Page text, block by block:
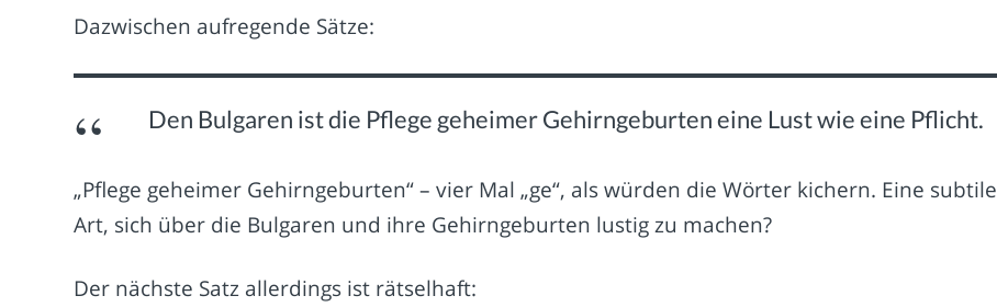
Dazwischen aufregende Sätze:
Den Bulgaren ist die Pflege geheimer Gehirngeburten eine Lust wie eine Pflicht.
„Pflege geheimer Gehirngeburten“ – vier Mal „ge“, als würden die Wörter kichern. Eine subtile
Art, sich über die Bulgaren und ihre Gehirngeburten lustig zu machen?
Der nächste Satz allerdings ist rätselhaft: